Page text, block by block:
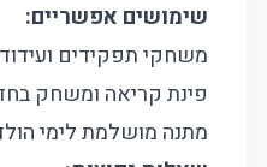
שימושים אפשריים:
משחקי תפקידים ועידוד
פינת קריאה ומשחק
מתנה מושלמת לימי